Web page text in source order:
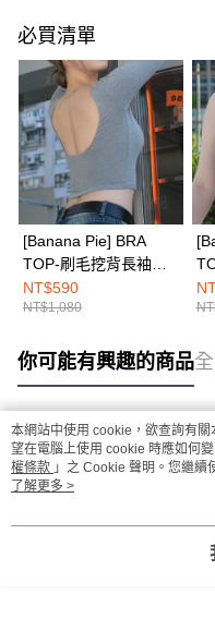
必買清單
[Banana Pie] BRA
TOP-刷毛挖背長袖
BRA TOP-霧灰
NT$590
NT$1,080
你可能有興趣的商品
熱門標籤
本網站中使用 cookie，欲查詢有
望在電腦上使用 cookie 時應如何
權條款 」之 Cookie 聲明。您繼續
用條款之 Cookie 聲明使用 cookie。
了解更多 >